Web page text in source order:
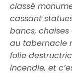
classé
cassant
bancs,
au tabernacle
folie
incendie, et